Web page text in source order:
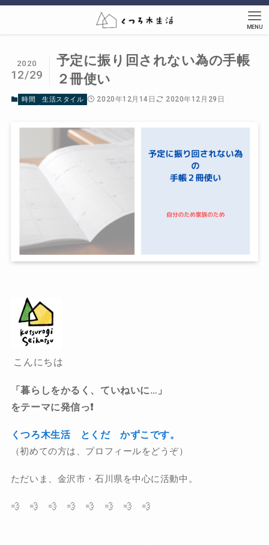
MENU
予定に振り回されない為の手帳
２冊使い
2020
12/29
時間 生活スタイル 2020年12月14日 2020年12月29日
こんにちは
「暮らしをかるく、ていねいに…」
をテーマに発信っ❗️
くつろ木生活 とくだ かずこです。
（初めての方は、プロフィールをどうぞ）
ただいま、金沢市・石川県を中心に活動中。
💨 💨 💨 💨 💨 💨 💨 💨